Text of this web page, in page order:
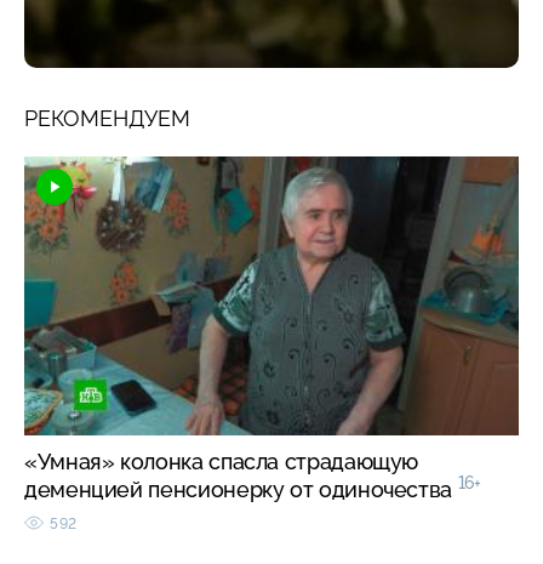
РЕКОМЕНДУЕМ
«Умная» колонка спасла страдающую
деменцией пенсионерку от одиночества 16+
592